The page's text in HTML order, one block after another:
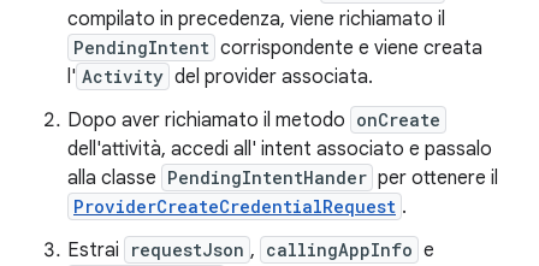
compilato in precedenza, viene richiamato il
PendingIntent corrispondente e viene creata
l' Activity del provider associata.
Dopo aver richiamato il metodo onCreate
dell'attività, accedi all' intent associato e passalo
alla classe PendingIntentHander per ottenere il
ProviderCreateCredentialRequest .
Estrai
requestJson , callingAppInfo e